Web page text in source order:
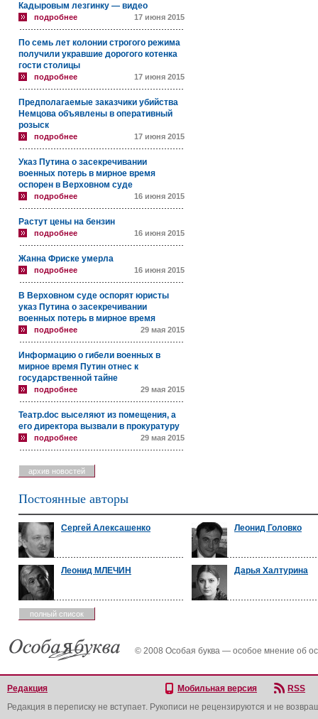
Кадыровым лезгинку — видео
подробнее 17 июня 2015
По семь лет колонии строгого режима
получили укравшие дорогого котенка
гости столицы
подробнее 17 июня 2015
Предполагаемые заказчики убийства
Немцова объявлены в оперативный
розыск
подробнее 17 июня 2015
Указ Путина о засекречивании
военных потерь в мирное время
оспорен в Верховном суде
подробнее 16 июня 2015
Растут цены на бензин
подробнее 16 июня 2015
Жанна Фриске умерла
подробнее 16 июня 2015
В Верховном суде оспорят юристы
указ Путина о засекречивании
военных потерь в мирное время
подробнее 29 мая 2015
Информацию о гибели военных в
мирное время Путин отнес к
государственной тайне
подробнее 29 мая 2015
Театр.doc выселяют из помещения, а
его директора вызвали в прокуратуру
подробнее 29 мая 2015
архив новостей
Постоянные авторы
Сергей Алексашенко Леонид Головко
Леонид МЛЕЧИН Дарья Халтурина
полный список
© 2008 Особая буква — особое мнение об
Редакция Мобильная версия
RSS
Редакция в переписку не вступает. Рукописи не рецензируются и не